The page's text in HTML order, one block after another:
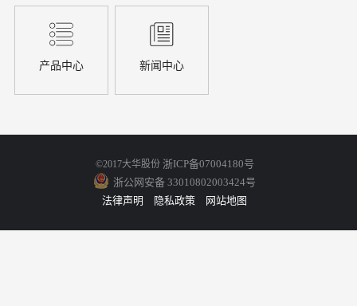
产品中心 新闻中心
©2017大华股份 浙ICP备07004180号
浙公网安备 33010802003424号
法律声明
隐私政策 网站地图